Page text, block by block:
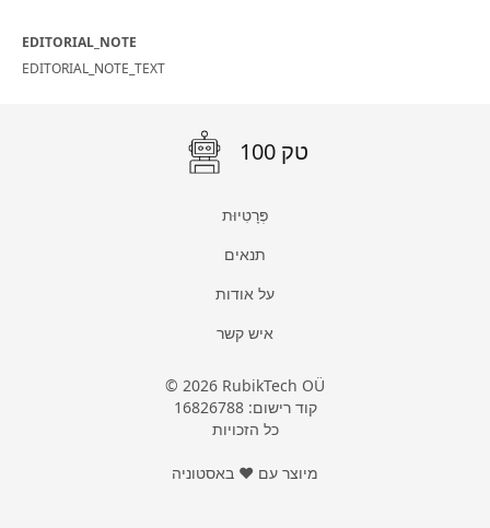
EDITORIAL_NOTE
EDITORIAL_NOTE_TEXT
100 טק
פְּרָטִיוּת
תנאים
על אודות
איש קשר
© 2026 RubikTech OÜ
קוד רישום: 16826788
כל הזכויות
מיוצר עם ❤ באסטוניה